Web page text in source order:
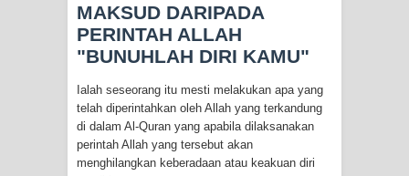
MAKSUD DARIPADA
PERINTAH ALLAH
"BUNUHLAH DIRI KAMU"
Ialah seseorang itu mesti melakukan apa yang
telah diperintahkan oleh Allah yang terkandung
di dalam Al-Quran yang apabila dilaksanakan
perintah Allah yang tersebut akan
menghilangkan keberadaan atau keakuan diri